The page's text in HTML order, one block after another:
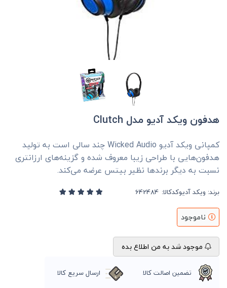
هدفون ویکد آدیو مدل Clutch
کمپانی ویکد آدیو Wicked Audio چند سالی است به تولید
هدفون‌‌هایی با طراحی زیبا معروف شده و گزینه‌های ارزانتری
نسبت به دیگر برند‌ها نظیر بیتس عرضه می‌کند.
برند: ویکد آدیوکدکالا:
ناموجود
موجود شد به من اطلاع بده
تضمین اصالت کالا
ارسال سریع کالا